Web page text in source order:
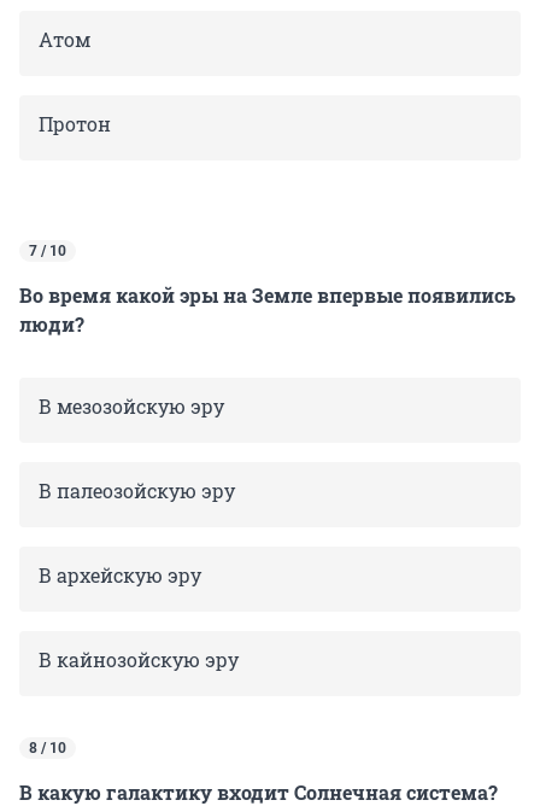
Атом
Протон
7 / 10
Во время какой эры на Земле впервые появились
люди?
В мезозойскую эру
В палеозойскую эру
В архейскую эру
В кайнозойскую эру
8 / 10
В какую галактику входит Солнечная система?